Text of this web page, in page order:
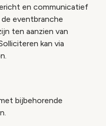
en communicatief
eventbranche
ten aanzien van
kan via
bijbehorende